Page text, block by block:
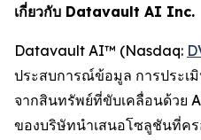
เกี่ยวกับ Datavault AI Inc.
Datavault AI™ (Nasdaq:
ประสบการณ์ข้อมูล การประเ
จากสินทรัพย์ที่ขับเคลื่อนด้วย
ของบริษัทนำเสนอโซลูชันที่ค